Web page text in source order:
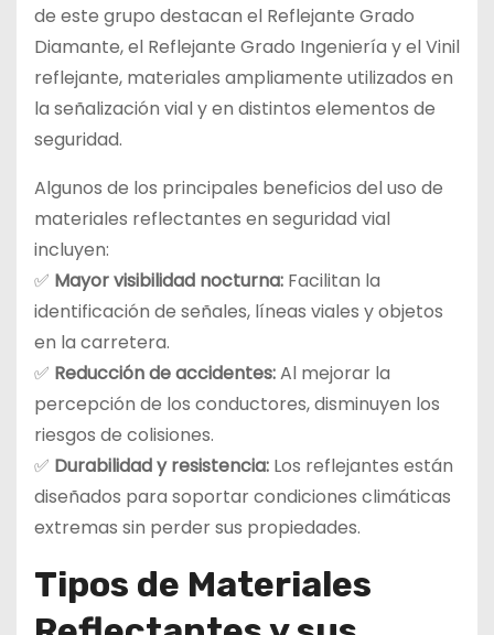
de este grupo destacan el Reflejante Grado
Diamante, el Reflejante Grado Ingeniería y el Vinil
reflejante, materiales ampliamente utilizados en
la señalización vial y en distintos elementos de
seguridad.
Algunos de los principales beneficios del uso de
materiales reflectantes en seguridad vial
incluyen:
✅ Mayor visibilidad nocturna: Facilitan la
identificación de señales, líneas viales y objetos
en la carretera.
✅ Reducción de accidentes:Al mejorar la
percepción de los conductores, disminuyen los
riesgos de colisiones.
✅ Durabilidad y resistencia: Los reflejantes están
diseñados para soportar condiciones climáticas
extremas sin perder sus propiedades.
Tipos de Materiales